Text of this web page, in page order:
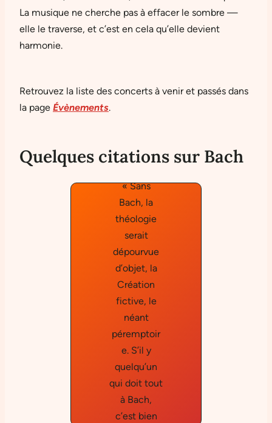
La musique ne cherche pas à effacer le sombre —
elle le traverse, et c’est en cela qu’elle devient
harmonie.
Retrouvez la liste des concerts à venir et passés dans
la page Évènements.
Quelques citations sur Bach
« Sans
Bach, la
théologie
serait
dépourvue
d’objet, la
Création
fictive, le
néant
péremptoir
e. S’il y
quelqu’un
qui doit tout
à Bach,
c’est bien
Emil
Cioran